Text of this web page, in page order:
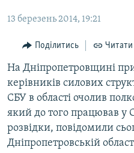
Перейти
пошуку
ПОГЛЯД
ІНТЕРВ'Ю
ВСЕ ЗА ДЕНЬ
СПЕЦПРОЕКТИ
ДЕПОРТАЦІЯ
ВІДЕОУРОКИ «ELIFBE»
ЯК ОБІЙТИ БЛОКУВАННЯ
Русский
13 березень 2014, 19:21
Поділитись Читати
На Дніпропетровщині
керівників силових
СБУ в області очолив
який до того працював у
розвідки, повідомили
Дніпропетровській